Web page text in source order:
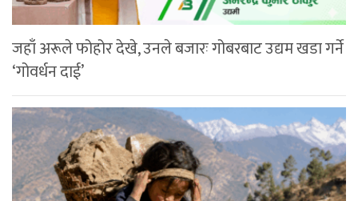
जहाँ अरूले फोहोर देखे, उनले बजारः गोबरबाट उद्यम खडा गर्ने
‘गोवर्धन दाई’